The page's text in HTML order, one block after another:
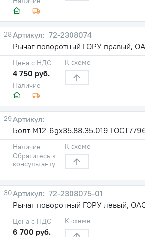
28
72-2308074
Рычаг поворотный ГОРУ правый,
Наличие
Цена с НДС
4 750 руб.
К схеме
29
Болт М12-6gх35.88.35.019
Наличие
Обратитесь к
консультанту
К схеме
30
72-2308075-01
Рычаг поворотный ГОРУ левый,
Цена с НДС
6 700 руб.
К схеме